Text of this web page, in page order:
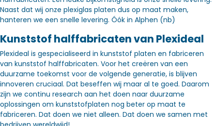
Naast dat wij onze plexiglas platen dus op maat maken,
hanteren we een snelle levering. Óók in Alphen (nb)
Kunststof halffabricaten van Plexideal
Plexideal is gespecialiseerd in kunststof platen en fabriceren
van kunststof halffabricaten. Voor het creëren van een
duurzame toekomst voor de volgende generatie, is blijven
innoveren cruciaal. Dat beseffen wij maar al te goed. Daarom
zijn we continu research aan het doen naar duurzame
oplossingen om kunststofplaten nog beter op maat te
fabriceren. Dat doen we niet alleen. Dat doen we samen met